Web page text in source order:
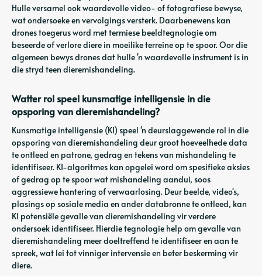
Hulle versamel ook waardevolle video- of fotografiese bewyse,
wat ondersoeke en vervolgings versterk. Daarbenewens kan
drones toegerus word met termiese beeldtegnologie om
beseerde of verlore diere in moeilike terreine op te spoor. Oor die
algemeen bewys drones dat hulle 'n waardevolle instrument is in
die stryd teen dieremishandeling.
Watter rol speel kunsmatige intelligensie in die
opsporing van dieremishandeling?
Kunsmatige intelligensie (KI) speel 'n deurslaggewende rol in die
opsporing van dieremishandeling deur groot hoeveelhede data
te ontleed en patrone, gedrag en tekens van mishandeling te
identifiseer. KI-algoritmes kan opgelei word om spesifieke aksies
of gedrag op te spoor wat mishandeling aandui, soos
aggressiewe hantering of verwaarlosing. Deur beelde, video's,
plasings op sosiale media en ander databronne te ontleed, kan
KI potensiële gevalle van dieremishandeling vir verdere
ondersoek identifiseer. Hierdie tegnologie help om gevalle van
dieremishandeling meer doeltreffend te identifiseer en aan te
spreek, wat lei tot vinniger intervensie en beter beskerming vir
diere.